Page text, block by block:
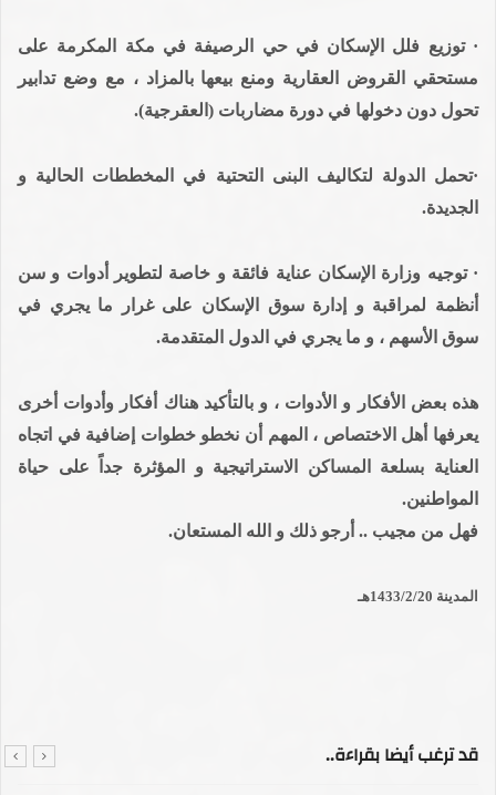
· توزيع فلل الإسكان في حي الرصيفة في مكة المكرمة على
مستحقي القروض العقارية ومنع بيعها بالمزاد ، مع وضع تدابير
تحول دون دخولها في دورة مضاربات (العقرجية).
·تحمل الدولة لتكاليف البنى التحتية في المخططات الحالية و
الجديدة.
· توجيه وزارة الإسكان عناية فائقة و خاصة لتطوير أدوات و سن
أنظمة لمراقبة و إدارة سوق الإسكان على غرار ما يجري في
سوق الأسهم ، و ما يجري في الدول المتقدمة.
هذه بعض الأفكار و الأدوات ، و بالتأكيد هناك أفكار وأدوات أخرى
يعرفها أهل الاختصاص ، المهم أن نخطو خطوات إضافية في اتجاه
العناية بسلعة المساكن الاستراتيجية و المؤثرة جداً على حياة
المواطنين.
فهل من مجيب .. أرجو ذلك و الله المستعان.
المدينة 1433/2/20هـ
قد ترغب أيضا بقراءة..